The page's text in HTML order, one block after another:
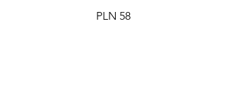
PLN 58